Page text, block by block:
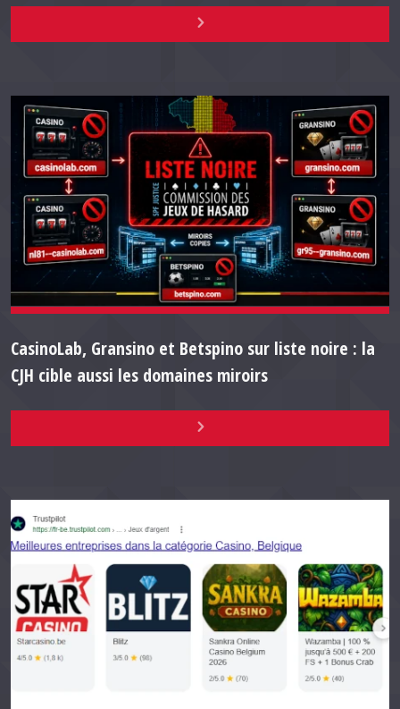
CasinoLab, Gransino et Betspino sur liste noire : la
CJH cible aussi les domaines miroirs